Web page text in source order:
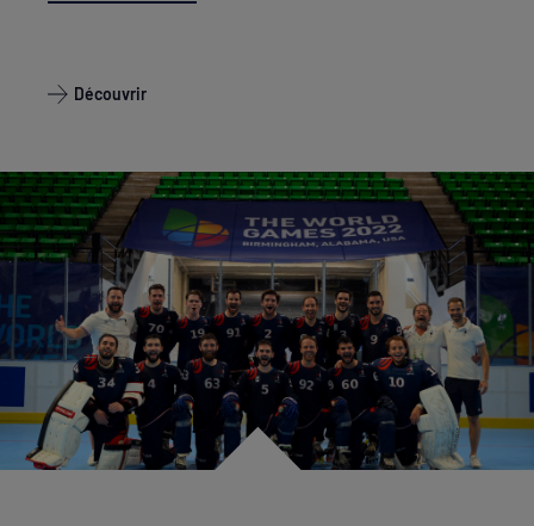
Découvrir